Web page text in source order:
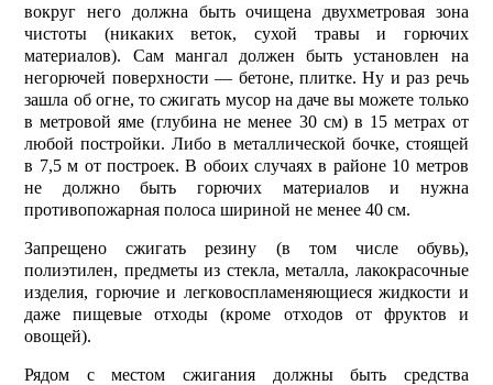
вокруг него должна быть очищена двухметровая зона
чистоты (никаких веток, сухой травы и горючих
материалов). Сам мангал должен быть установлен на
негорючей поверхности — бетоне, плитке. Ну и раз речь
зашла об огне, то сжигать мусор на даче вы можете только
в метровой яме (глубина не менее 30 см) в 15 метрах от
любой постройки. Либо в металлической бочке, стоящей
в 7,5 м от построек. В обоих случаях в районе 10 метров
не должно быть горючих материалов и нужна
противопожарная полоса шириной не менее 40 см.
Запрещено сжигать резину (в том числе обувь),
полиэтилен, предметы из стекла, металла, лакокрасочные
изделия, горючие и легковоспламеняющиеся жидкости и
даже пищевые отходы (кроме отходов от фруктов и
овощей).
Рядом с местом сжигания должны быть средства